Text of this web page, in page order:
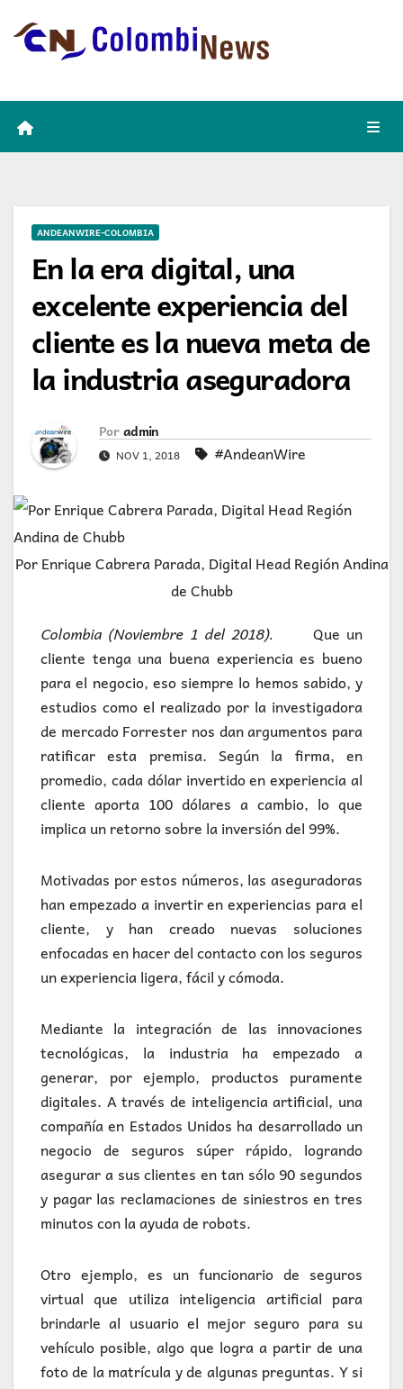
ANDEANWIRE-COLOMBIA
En la era digital, una
excelente experiencia del
cliente es la nueva meta de
la industria aseguradora
Por admin
NOV 1, 2018 #AndeanWire
Por Enrique Cabrera Parada, Digital Head Región Andina
de Chubb
Colombia (Noviembre 1 del 2018). Que un
cliente tenga una buena experiencia es bueno
para el negocio, eso siempre lo hemos sabido, y
estudios como el realizado por la investigadora
de mercado Forrester nos dan argumentos para
ratificar esta premisa. Según la firma, en
promedio, cada dólar invertido en experiencia al
cliente aporta 100 dólares a cambio, lo que
implica un retorno sobre la inversión del 99%.
Motivadas por estos números, las aseguradoras
han empezado a invertir en experiencias para el
cliente, y han creado nuevas soluciones
enfocadas en hacer del contacto con los seguros
un experiencia ligera, fácil y cómoda.
Mediante la integración de las innovaciones
tecnológicas, la industria ha empezado a
generar, por ejemplo, productos puramente
digitales. A través de inteligencia artificial, una
compañía en Estados Unidos ha desarrollado un
negocio de seguros súper rápido, logrando
asegurar a sus clientes en tan sólo 90 segundos
y pagar las reclamaciones de siniestros en tres
minutos con la ayuda de robots.
Otro ejemplo, es un funcionario de seguros
virtual que utiliza inteligencia artificial para
brindarle al usuario el mejor seguro para su
vehículo posible, algo que logra a partir de una
foto de la matrícula y de algunas preguntas. Y si